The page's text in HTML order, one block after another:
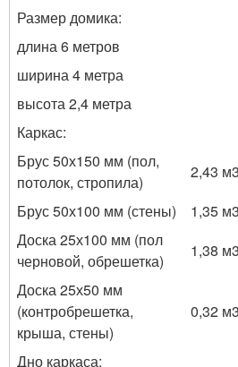
Размер домика:
длина 6 метров
ширина 4 метра
высота 2,4 метра
Каркас:
Брус 50х150 мм (пол,
потолок, стропила)
2,43 м3
Брус 50х100 мм (стены)
1,35 м3
Доска 25х100 мм (пол
черновой, обрешетка)
1,38 м3
Доска 25х50 мм
(контробрешетка,
крыша, стены)
0,32 м3
Дно каркаса: